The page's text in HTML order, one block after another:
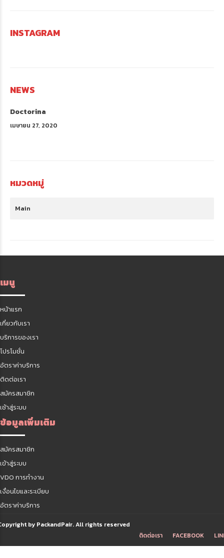
INSTAGRAM
NEWS
Doctorina
เมษายน 27, 2020
หมวดหมู่
Main
เมนู
หน้าแรก
เกี่ยวกับเรา
บริการของเรา
โปรโมชั่น
อัตราค่าบริการ
ติดต่อเรา
สมัครสมาชิก
เช้าสู่ระบบ
ข้อมูลเพิ่มเติม
สมัครสมาชิก
เข้าสู่ระบบ
VDO การทำงาน
เงื่อนไขและระเบียบ
อัตราค่าบริการ
by PackandPair. All rights reserved
ติดต่อเรา
FACEBOOK